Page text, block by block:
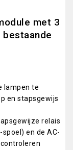
met 3
bestaande
lampen te
en stapsgewijs
relais
en de AC-